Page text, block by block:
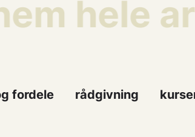
hele
fordele rådgivning